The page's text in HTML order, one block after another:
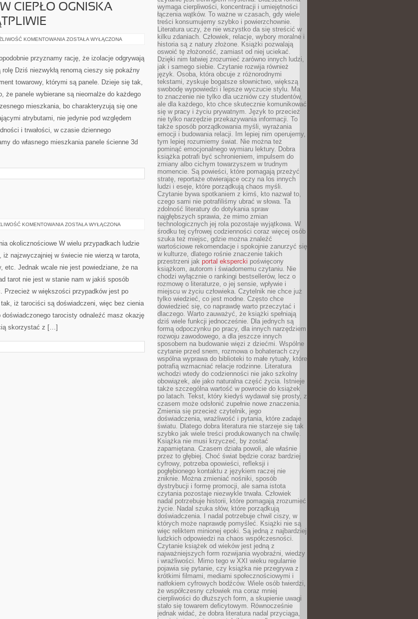
CIEPŁO OGNISKA
KOMENTOWANIA A
ŁĄCZY
SIĘ
CIEPŁO
POKOJOWEGO?
ZOSTAŁA WYŁĄCZONA
przyznamy rację, że izolacje odgrywają
rolę Dziś niezwykłą renomą cieszy się pokaźny
towarowy, którymi są panele. Dzieje się tak,
że panele wybierane są nieomalże do każdego
mieszkania, bo charakteryzują się one
atrybutami, nie jedynie pod względem
i trwałości, w czasie dziennego
do własnego mieszkania panele ścienne 3d
KOMENTOWANIA WRÓŻBY
ZOSTAŁA WYŁĄCZONA
okolicznościowe W wielu przypadkach ludzie
iż najzwyczajniej w świecie nie wierzą w tarota,
etc. Jednak wcale nie jest powiedziane, że na
tarot nie jest w stanie nam w jakiś sposób
Przecież w większości przypadków jest po
iż tarociści są doświadczeni, więc bez cienia
tarocisty odnaleźć masz okazję
skorzystać z […]
wymaga cierpliwości, koncentracji i umiejętności
łączenia wątków. To ważne w czasach, gdy wiele
treści konsumujemy szybko i powierzchownie.
Literatura uczy, że nie wszystko da się streścić w
kilku zdaniach. Człowiek, relacje, wybory moralne i
historia są z natury złożone. Książki pozwalają
oswoić tę złożoność, zamiast od niej uciekać.
Dzięki nim łatwiej zrozumieć zarówno innych ludzi,
jak i samego siebie. Czytanie rozwija również
język. Osoba, która obcuje z różnorodnymi
tekstami, zyskuje bogatsze słownictwo, większą
swobodę wypowiedzi i lepsze wyczucie stylu. Ma
to znaczenie nie tylko dla uczniów czy studentów,
ale dla każdego, kto chce skutecznie komunikować
się w pracy i życiu prywatnym. Język to przecież
nie tylko narzędzie przekazywania informacji. To
także sposób porządkowania myśli, wyrażania
emocji i budowania relacji. Im lepiej nim operujemy,
tym lepiej rozumiemy świat. Nie można też
pominąć emocjonalnego wymiaru lektury. Dobra
książka potrafi być schronieniem, impulsem do
zmiany albo cichym towarzyszem w trudnym
momencie. Są powieści, które pomagają przeżyć
stratę, reportaże otwierające oczy na los innych
ludzi i eseje, które porządkują chaos myśli.
Czytanie bywa spotkaniem z kimś, kto nazwał to,
czego sami nie potrafiliśmy ubrać w słowa. Ta
zdolność literatury do dotykania spraw
najgłębszych sprawia, że mimo zmian
technologicznych jej rola pozostaje wyjątkowa. W
środku tej cyfrowej codzienności coraz więcej osób
szuka też miejsc, gdzie można znaleźć
wartościowe rekomendacje i spokojnie zanurzyć się
w kulturze, dlatego rośnie znaczenie takich
przestrzeni jak portal ekspercki poświęcony
książkom, autorom i świadomemu czytaniu. Nie
chodzi wyłącznie o rankingi bestsellerów, lecz o
rozmowę o literaturze, o jej sensie, wpływie i
miejscu w życiu człowieka. Czytelnik nie chce już
tylko wiedzieć, co jest modne. Często chce
dowiedzieć się, co naprawdę warto przeczytać i
dlaczego. Warto zauważyć, że książki spełniają
dziś wiele funkcji jednocześnie. Dla jednych są
formą odpoczynku po pracy, dla innych narzędziem
rozwoju zawodowego, a dla jeszcze innych
sposobem na budowanie więzi z dziećmi. Wspólne
czytanie przed snem, rozmowa o bohaterach czy
wspólna wyprawa do biblioteki to małe rytuały, które
potrafią wzmacniać relacje rodzinne. Literatura
wchodzi wtedy do codzienności nie jako szkolny
obowiązek, ale jako naturalna część życia. Istnieje
także szczególna wartość w powrocie do książek
po latach. Tekst, który kiedyś wydawał się prosty, z
czasem może odsłonić zupełnie nowe znaczenia.
Zmienia się przecież czytelnik, jego
doświadczenia, wrażliwość i pytania, które zadaje
światu. Dlatego dobra literatura nie starzeje się tak
szybko jak wiele treści produkowanych na chwilę.
Książka nie musi krzyczeć, by zostać
zapamiętana. Czasem działa powoli, ale właśnie
przez to głębiej. Choć świat będzie coraz bardziej
cyfrowy, potrzeba opowieści, refleksji i
pogłębionego kontaktu z językiem raczej nie
zniknie. Można zmieniać nośniki, sposób
dystrybucji i formę promocji, ale sama istota
czytania pozostaje niezwykle trwała. Człowiek
nadal potrzebuje historii, które pomagają zrozumieć
życie. Nadal szuka słów, które porządkują
doświadczenia. I nadal potrzebuje chwil ciszy, w
których może naprawdę pomyśleć. Książki nie są
więc reliktem minionej epoki. Są jedną z najbardziej
ludzkich odpowiedzi na chaos współczesności.
Czytanie książek od wieków jest jedną z
najważniejszych form rozwijania wyobraźni, wiedzy
i wrażliwości. Mimo tego w XXI wieku regularnie
pojawia się pytanie, czy książka nie przegrywa z
krótkimi filmami, mediami społecznościowymi i
natłokiem cyfrowych bodźców. Wiele osób twierdzi,
że współczesny człowiek ma coraz mniej
cierpliwości do dłuższych form, a skupienie uwagi
stało się towarem deficytowym. Równocześnie
jednak widać, że dobra literatura nadal przyciąga,